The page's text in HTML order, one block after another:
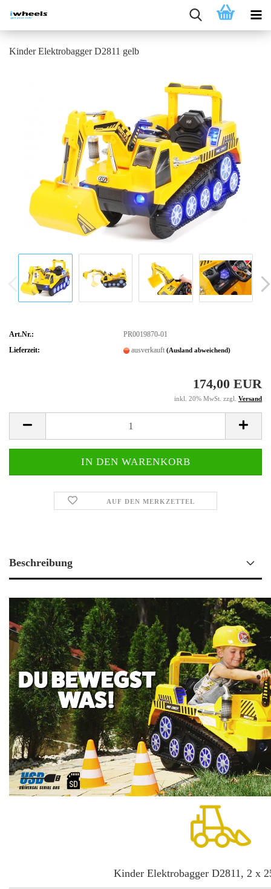
Kinder Elektrobagger D2811 gelb
Art.Nr.:
PR0019870-01
Lieferzeit:
ausverkauft(Ausland abweichend)
174,00 EUR
inkl. 20% MwSt. zzgl. Versand
AUF DEN MERKZETTEL
Beschreibung
Kinder Elektrobagger D2811, 2 x